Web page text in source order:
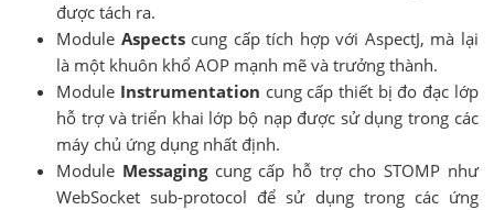
được tách ra.
Module Aspectscung cấp tích hợp với AspectJ, mà lại
là một khuôn khổ AOP mạnh mẽ và trưởng thành.
Module Instrumentation cung cấp thiết bị đo đạc lớp
hỗ trợ và triển khai lớp bộ nạp được sử dụng trong các
máy chủ ứng dụng nhất định.
Module Messagingcung cấp hỗ trợ cho STOMP như
WebSocket sub-protocol để sử dụng trong các ứng